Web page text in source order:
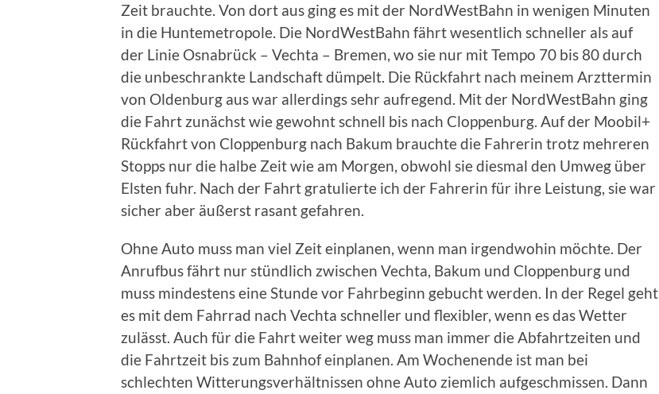
Zeit brauchte. Von dort aus ging es mit der NordWestBahn in wenigen Minuten
in die Huntemetropole. Die NordWestBahn fährt wesentlich schneller als auf
der Linie Osnabrück – Vechta – Bremen, wo sie nur mit Tempo 70 bis 80 durch
die unbeschrankte Landschaft dümpelt. Die Rückfahrt nach meinem Arzttermin
von Oldenburg aus war allerdings sehr aufregend. Mit der NordWestBahn ging
die Fahrt zunächst wie gewohnt schnell bis nach Cloppenburg. Auf der Moobil+
Rückfahrt von Cloppenburg nach Bakum brauchte die Fahrerin trotz mehreren
Stopps nur die halbe Zeit wie am Morgen, obwohl sie diesmal den Umweg über
Elsten fuhr. Nach der Fahrt gratulierte ich der Fahrerin für ihre Leistung, sie war
sicher aber äußerst rasant gefahren.
Ohne Auto muss man viel Zeit einplanen, wenn man irgendwohin möchte. Der
Anrufbus fährt nur stündlich zwischen Vechta, Bakum und Cloppenburg und
muss mindestens eine Stunde vor Fahrbeginn gebucht werden. In der Regel geht
es mit dem Fahrrad nach Vechta schneller und flexibler, wenn es das Wetter
zulässt. Auch für die Fahrt weiter weg muss man immer die Abfahrtzeiten und
die Fahrtzeit bis zum Bahnhof einplanen. Am Wochenende ist man bei
schlechten Witterungsverhältnissen ohne Auto ziemlich aufgeschmissen. Dann